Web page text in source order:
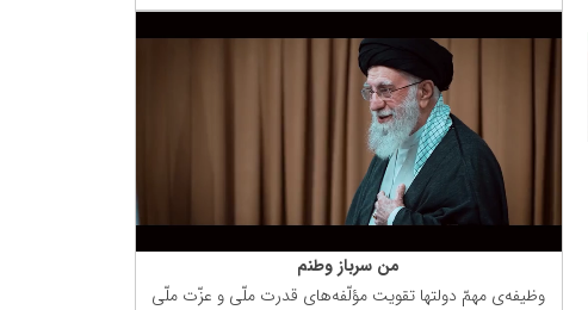
من سرباز وطنم
وظیفه‌ی مهمّ دولتها تقویت مؤلّفه‌های قدرت ملّی و عزّت ملّی